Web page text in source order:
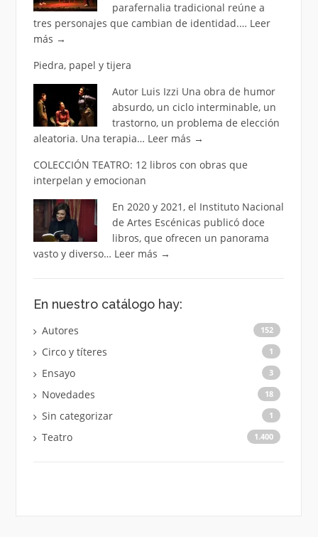
parafernalia tradicional reúne a
tres personajes que cambian de identidad.… Leer
más →
Piedra, papel y tijera
Autor Luis Izzi Una obra de humor
absurdo, un ciclo interminable, un
trastorno, un problema de elección
aleatoria. Una terapia… Leer más →
COLECCIÓN TEATRO: 12 libros con obras que
interpelan y emocionan
En 2020 y 2021, el Instituto Nacional
de Artes Escénicas publicó doce
libros, que ofrecen un panorama
vasto y diverso… Leer más →
En nuestro catálogo hay:
Autores 152
Circo y títeres 1
Ensayo 3
Novedades 18
Sin categorizar 1
Teatro 1.400